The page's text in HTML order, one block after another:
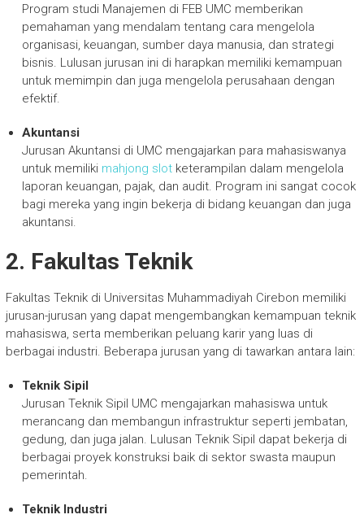
Program studi Manajemen di FEB UMC memberikan
pemahaman yang mendalam tentang cara mengelola
organisasi, keuangan, sumber daya manusia, dan strategi
bisnis. Lulusan jurusan ini di harapkan memiliki kemampuan
untuk memimpin dan juga mengelola perusahaan dengan
efektif.
Akuntansi
Jurusan Akuntansi di UMC mengajarkan para mahasiswanya
untuk memiliki mahjong slotketerampilan dalam mengelola
laporan keuangan, pajak, dan audit. Program ini sangat cocok
bagi mereka yang ingin bekerja di bidang keuangan dan juga
akuntansi.
2. Fakultas Teknik
Fakultas Teknik di Universitas Muhammadiyah Cirebon memiliki
jurusan-jurusan yang dapat mengembangkan kemampuan teknik
mahasiswa, serta memberikan peluang karir yang luas di
berbagai industri. Beberapa jurusan yang di tawarkan antara lain:
Teknik Sipil
Jurusan Teknik Sipil UMC mengajarkan mahasiswa untuk
merancang dan membangun infrastruktur seperti jembatan,
gedung, dan juga jalan. Lulusan Teknik Sipil dapat bekerja di
berbagai proyek konstruksi baik di sektor swasta maupun
pemerintah.
Teknik Industri